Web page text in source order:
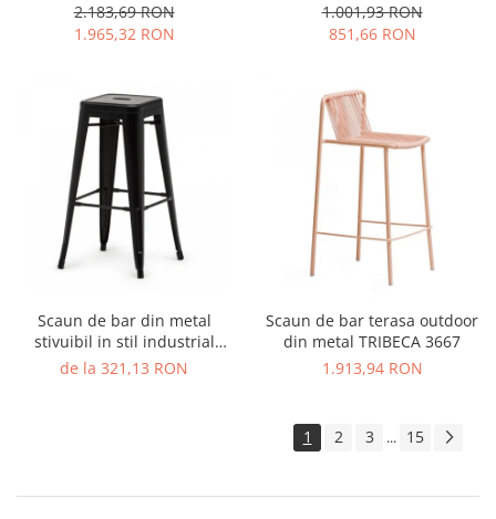
2.183,69 RON
1.965,32 RON
1.001,93 RON
851,66 RON
Scaun de bar din metal
stivuibil in stil industrial
TOLIX STOOL STYLE
de la 321,13 RON
Scaun de bar terasa outdoor
din metal TRIBECA 3667
1.913,94 RON
1 2 3 ... 15